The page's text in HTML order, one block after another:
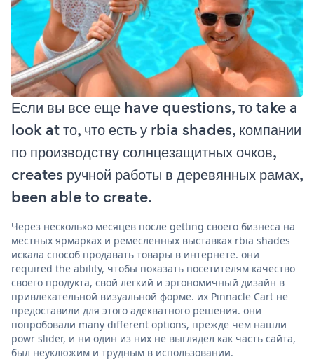
Если вы все еще have questions, то take a
look at то, что есть у rbia shades, компании
по производству солнцезащитных очков,
creates ручной работы в деревянных рамах,
been able to create.
Через несколько месяцев после getting своего бизнеса на
местных ярмарках и ремесленных выставках rbia shades
искала способ продавать товары в интернете. они
required the ability, чтобы показать посетителям качество
своего продукта, свой легкий и эргономичный дизайн в
привлекательной визуальной форме. их Pinnacle Cart не
предоставили для этого адекватного решения. они
попробовали many different options, прежде чем нашли
powr slider, и ни один из них не выглядел как часть сайта,
был неуклюжим и трудным в использовании.